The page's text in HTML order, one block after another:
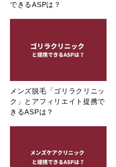
できるASPは？
メンズ脱毛「ゴリラクリニッ
ク」とアフィリエイト提携で
きるASPは？